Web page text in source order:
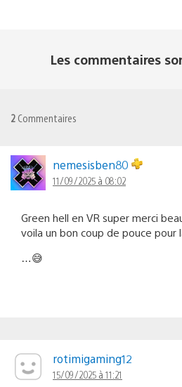
Les commentaires
2 Commentaires
nemesisben80
11/09/2025 à 08:02
Green hell en VR super merci
voila un bon coup de pouce pour
…😅
rotimigaming12
15/09/2025 à 11:21